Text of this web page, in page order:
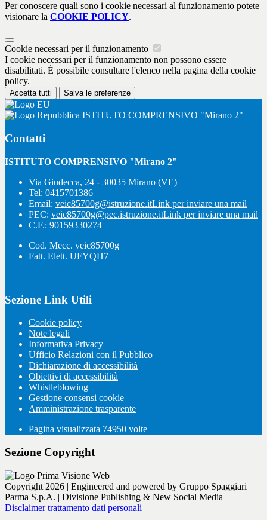
Per conoscere quali sono i cookie necessari al funzionamento potete
visionare la COOKIE POLICY.
Cookie necessari per il funzionamento
I cookie necessari per il funzionamento non possono essere
disabilitati. È possibile consultare l'elenco nella pagina della cookie
policy.
Accetta tutti Salva le preferenze
ISTITUTO COMPRENSIVO "Mirano 2"
Contatti
ISTITUTO COMPRENSIVO "Mirano 2"
Via Giudecca, 24 - 30035 Mirano (VE)
Tel: 0415701386
Email: veic85700g@istruzione.itLink per inviare una mail
PEC: veic85700g@pec.istruzione.itLink per inviare una mail
C.F.: 90159330274
Cod. Mecc. veic85700g
Fatt. Elett. UFYQH7
Sezione Link Utili
Cookie policy
Note legali
Informativa Privacy
Ufficio Relazioni con il Pubblico
Dichiarazione di accessibilità
Obiettivi di accessibilità
Whistleblowing
Gestione consensi cookie
Amministrazione trasparente
Pagina visualizzata 74950 volte
Sezione Copyright
Copyright 2026 | Engineered and powered by Gruppo Spaggiari
Parma S.p.A. | Divisione Publishing & New Social Media
Disclaimer trattamento dati personali